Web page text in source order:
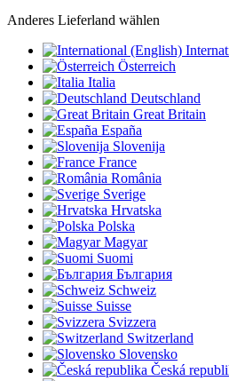
Anderes Lieferland wählen
Österreich
Italia
Deutschland
Great Britain
España
Slovenija
France
România
Sverige
Hrvatska
Polska
Magyar
Suomi
България
Schweiz
Suisse
Svizzera
Switzerland
Slovensko
Česká